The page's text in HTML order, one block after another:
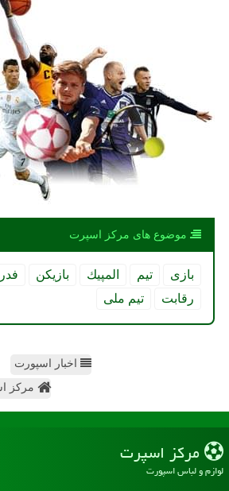
موضوع های مركز اسپرت
بازی تیم المپیك بازیكن
رقابت
تیم ملی
اخبار اسپورت
مرکز
مركز اسپرت
لوازم و لباس اسپورت